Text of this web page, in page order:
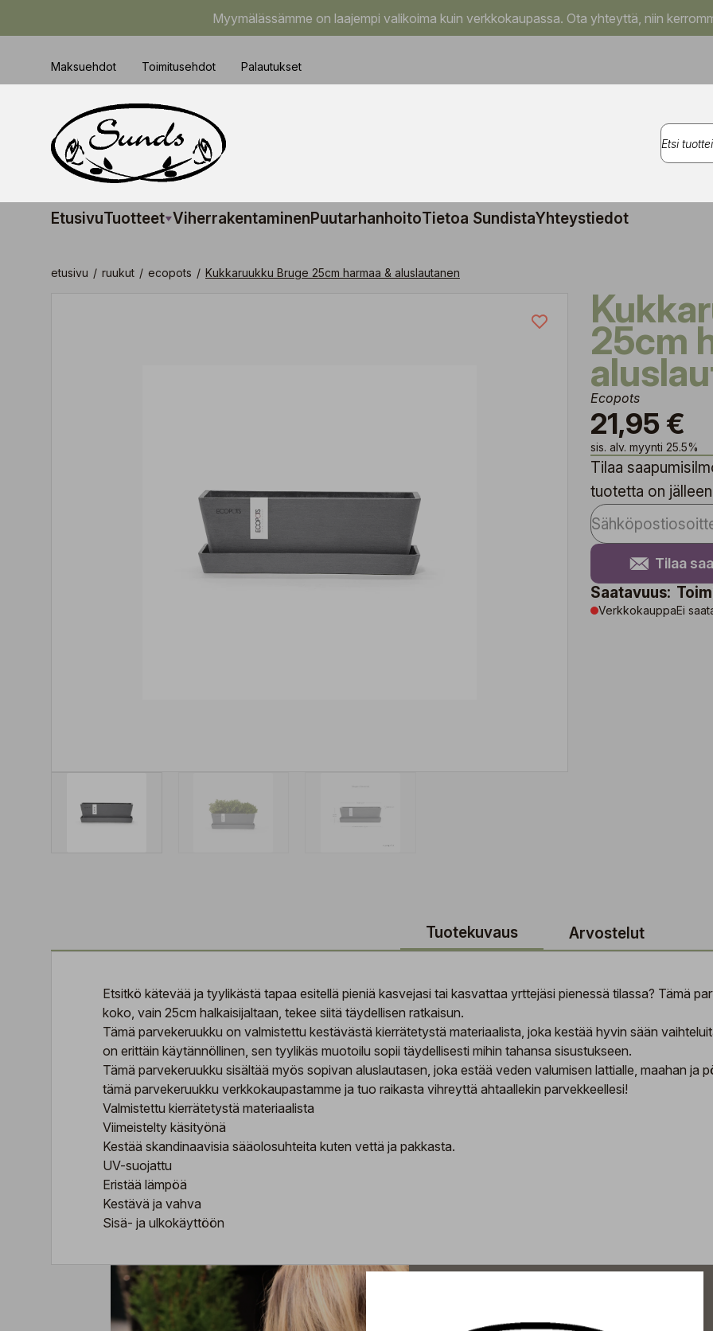
Myymälässämme on laajempi valikoima kuin verkkokaupassa. Ota yhteyttä, niin
Maksuehdot Toimitusehdot Palautukset
EtusivuTuotteet ViherrakentaminenPuutarhanhoitoTietoa SundistaYhteystiedot
etusivu / ruukut / ecopots / Kukkaruukku Bruge 25cm harmaa & aluslautanen
Kukkaruukku Bruge
25cm
Ecopots
21,95 €
sis. alv. myynti 25.5%
Tilaa
tuotetta on
Tilaa
Saatavuus:
VerkkokauppaEi
Tuotekuvaus Arvostelut
Etsitkö kätevää ja tyylikästä tapaa esitellä pieniä kasvejasi tai kasvattaa yrttejäsi pienessä tilassa? Tämä
koko, vain 25cm halkaisijaltaan, tekee siitä täydellisen ratkaisun.
Tämä parvekeruukku on valmistettu kestävästä kierrätetystä materiaalista, joka kestää hyvin sään
on erittäin käytännöllinen, sen tyylikäs muotoilu sopii täydellisesti mihin tahansa sisustukseen.
Tämä parvekeruukku sisältää myös sopivan aluslautasen, joka estää veden valumisen lattialle, maahan ja
tämä parvekeruukku verkkokaupastamme ja tuo raikasta vihreyttä ahtaallekin parvekkeellesi!
Valmistettu kierrätetystä materiaalista
Viimeistelty käsityönä
Kestää skandinaavisia sääolosuhteita kuten vettä ja pakkasta.
UV-suojattu
Eristää lämpöä
Kestävä ja vahva
Sisä- ja ulkokäyttöön